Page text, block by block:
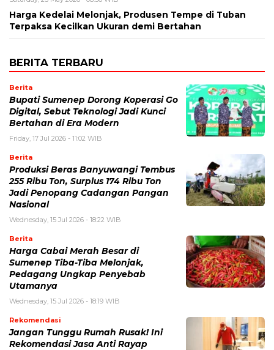
Harga Kedelai Melonjak, Produsen Tempe di Tuban
Terpaksa Kecilkan Ukuran demi Bertahan
BERITA TERBARU
Berita
Bupati Sumenep Dorong Koperasi Go
Digital, Sebut Teknologi Jadi Kunci
Bertahan di Era Modern
Friday, 17 Jul 2026 - 11:02 WIB
Berita
Produksi Beras Banyuwangi Tembus
255 Ribu Ton, Surplus 174 Ribu Ton
Jadi Penopang Cadangan Pangan
Nasional
Wednesday, 15 Jul 2026 - 18:22 WIB
Berita
Harga Cabai Merah Besar di
Sumenep Tiba-Tiba Melonjak,
Pedagang Ungkap Penyebab
Utamanya
Wednesday, 15 Jul 2026 - 18:19 WIB
Rekomendasi
Jangan Tunggu Rumah Rusak! Ini
Rekomendasi Jasa Anti Rayap